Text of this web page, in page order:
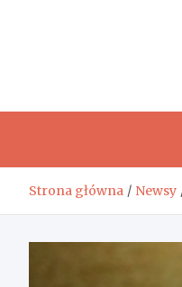
Strona główna Newsy